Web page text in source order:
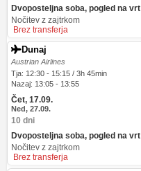
Dvoposteljna soba, pogled na vrt
Nočitev z zajtrkom
Brez transferja
Dunaj
Austrian Airlines
Tja: 12:30 - 15:15 / 3h 45min
Nazaj: 13:05 - 13:55
Čet, 17.09.
Ned, 27.09.
10 dni
Dvoposteljna soba, pogled na vrt
Nočitev z zajtrkom
Brez transferja